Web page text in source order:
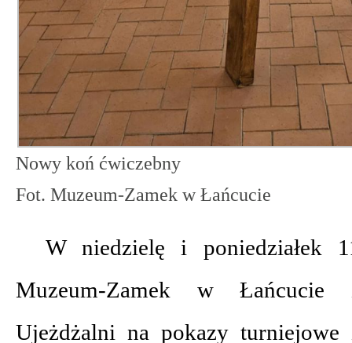
Nowy koń ćwiczebny
Fot. Muzeum-Zamek w Łańcucie
W niedzielę i
Muzeum-Zamek w Łańcucie
Ujeżdżalni na pokazy turniejowe